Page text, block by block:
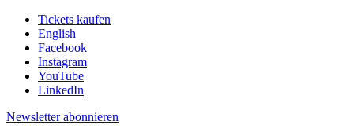
Tickets kaufen
English
Facebook
Instagram
YouTube
LinkedIn
Newsletter abonnieren